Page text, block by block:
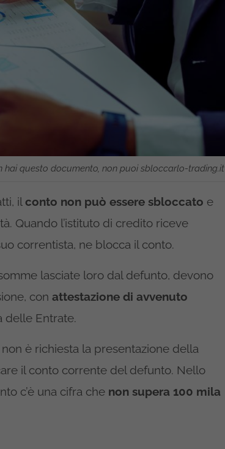
questo documento, non puoi sbloccarlo-trading.it
il conto non può essere sbloccato e
Quando l’istituto di credito riceve
correntista, ne blocca il conto.
lasciate loro dal defunto, devono
con attestazione di avvenuto
delle Entrate.
è richiesta la presentazione della
il conto corrente del defunto. Nello
c’è una cifra che non supera 100 mila